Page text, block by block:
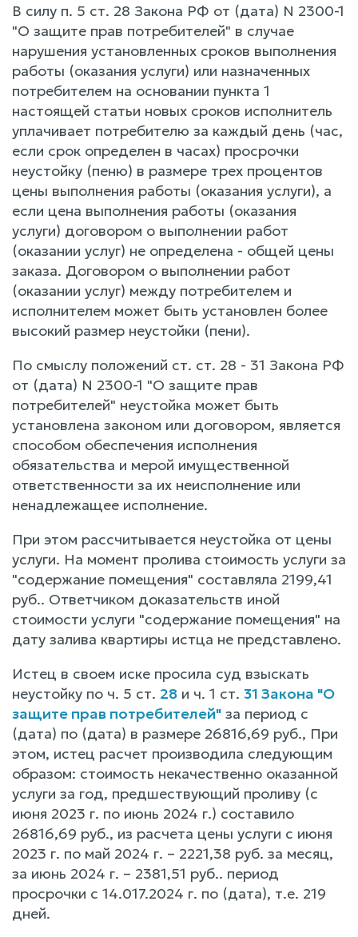
В силу п. 5 ст. 28 Закона РФ от (дата) N 2300-1
"О защите прав потребителей" в случае
нарушения установленных сроков выполнения
работы (оказания услуги) или назначенных
потребителем на основании пункта 1
настоящей статьи новых сроков исполнитель
уплачивает потребителю за каждый день (час,
если срок определен в часах) просрочки
неустойку (пеню) в размере трех процентов
цены выполнения работы (оказания услуги), а
если цена выполнения работы (оказания
услуги) договором о выполнении работ
(оказании услуг) не определена - общей цены
заказа. Договором о выполнении работ
(оказании услуг) между потребителем и
исполнителем может быть установлен более
высокий размер неустойки (пени).
По смыслу положений ст. ст. 28 - 31 Закона РФ
от (дата) N 2300-1 "О защите прав
потребителей" неустойка может быть
установлена законом или договором, является
способом обеспечения исполнения
обязательства и мерой имущественной
ответственности за их неисполнение или
ненадлежащее исполнение.
При этом рассчитывается неустойка от цены
услуги. На момент пролива стоимость услуги за
"содержание помещения" составляла 2199,41
руб.. Ответчиком доказательств иной
стоимости услуги "содержание помещения" на
дату залива квартиры истца не представлено.
Истец в своем иске просила суд взыскать
неустойку по ч. 5 ст. 28 и ч. 1 ст. 31 Закона "О
защите прав потребителей" за период с
(дата) по (дата) в размере 26816,69 руб., При
этом, истец расчет производила следующим
образом: стоимость некачественно оказанной
услуги за год, предшествующий проливу (с
июня 2023 г. по июнь 2024 г.) составило
26816,69 руб., из расчета цены услуги с июня
2023 г. по май 2024 г. – 2221,38 руб. за месяц,
за июнь 2024 г. – 2381,51 руб.. период
просрочки с 14.017.2024 г. по (дата), т.е. 219
дней.